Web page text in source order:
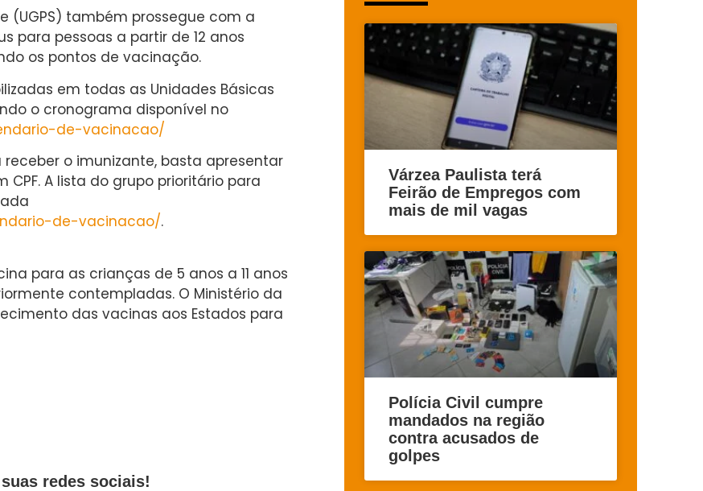
(UGPS) também prossegue com a
para pessoas a partir de 12 anos
os pontos de vacinação.
em todas as Unidades Básicas
o cronograma disponível no
de-vacinacao/
o imunizante, basta apresentar
A lista do grupo prioritário para
de-vacinacao/.
para as crianças de 5 anos a 11 anos
contempladas. O Ministério da
das vacinas aos Estados para
redes sociais!
Várzea Paulista terá
Feirão de Empregos com
mais de mil vagas
Polícia Civil cumpre
mandados na região
contra acusados de
golpes